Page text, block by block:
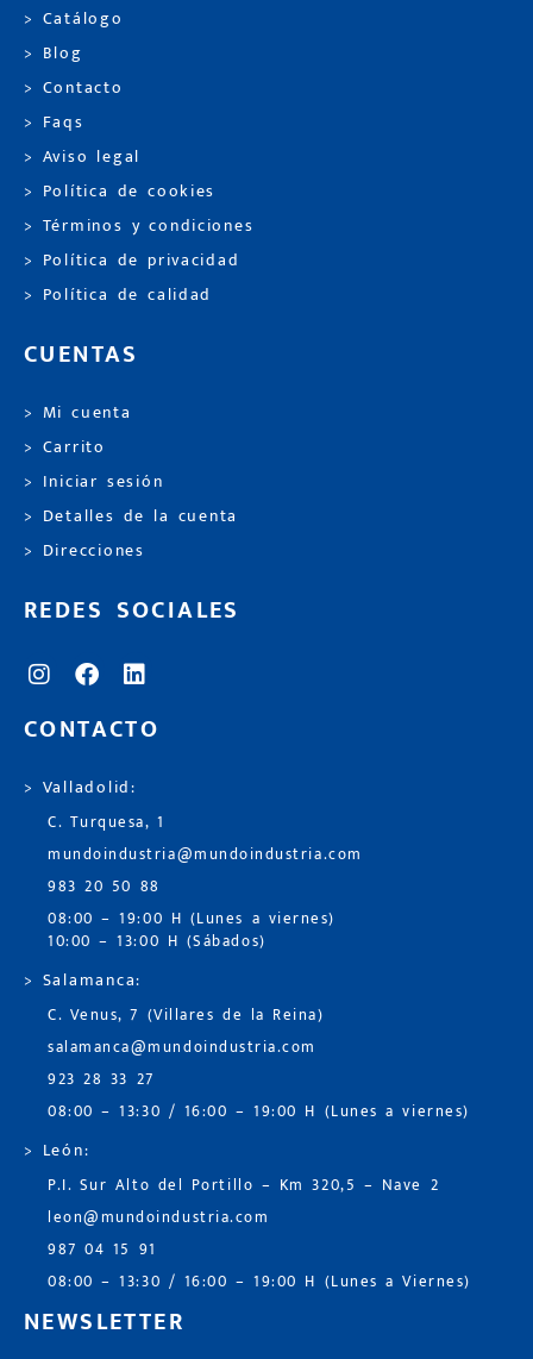
> Catálogo
> Blog
> Contacto
> Faqs
> Aviso legal
> Política de cookies
> Términos y condiciones
> Política de privacidad
> Política de calidad
CUENTAS
> Mi cuenta
> Carrito
> Iniciar sesión
> Detalles de la cuenta
> Direcciones
REDES SOCIALES
CONTACTO
> Valladolid:
C. Turquesa, 1
mundoindustria@mundoindustria.com
983 20 50 88
08:00 – 19:00 H (Lunes a viernes)
10:00 – 13:00 H (Sábados)
> Salamanca:
C. Venus, 7 (Villares de la Reina)
salamanca@mundoindustria.com
923 28 33 27
08:00 – 13:30 / 16:00 – 19:00 H (Lunes a viernes)
> León:
P.I. Sur Alto del Portillo – Km 320,5 – Nave 2
leon@mundoindustria.com
987 04 15 91
08:00 – 13:30 / 16:00 – 19:00 H (Lunes a Viernes)
NEWSLETTER